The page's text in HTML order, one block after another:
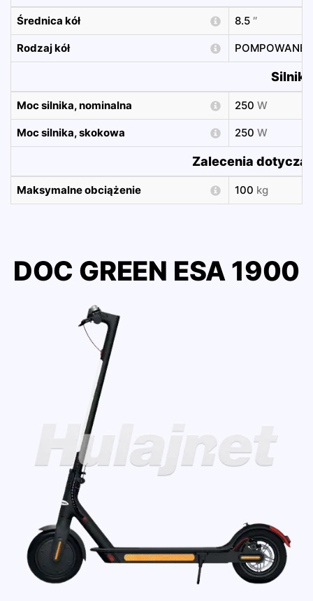
Średnica kół 8.5 ″
Rodzaj kół POMPOWANE
Silnik
Moc silnika, nominalna 250 W
Moc silnika, skokowa 250 W
Zalecenia
Maksymalne obciążenie 100 kg
DOC GREEN ESA 1900